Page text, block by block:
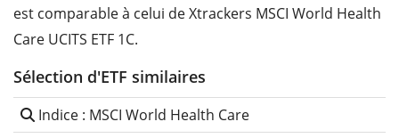
est comparable à celui de Xtrackers MSCI World Health
Care UCITS ETF 1C.
Sélection d'ETF similaires
Indice : MSCI World Health Care